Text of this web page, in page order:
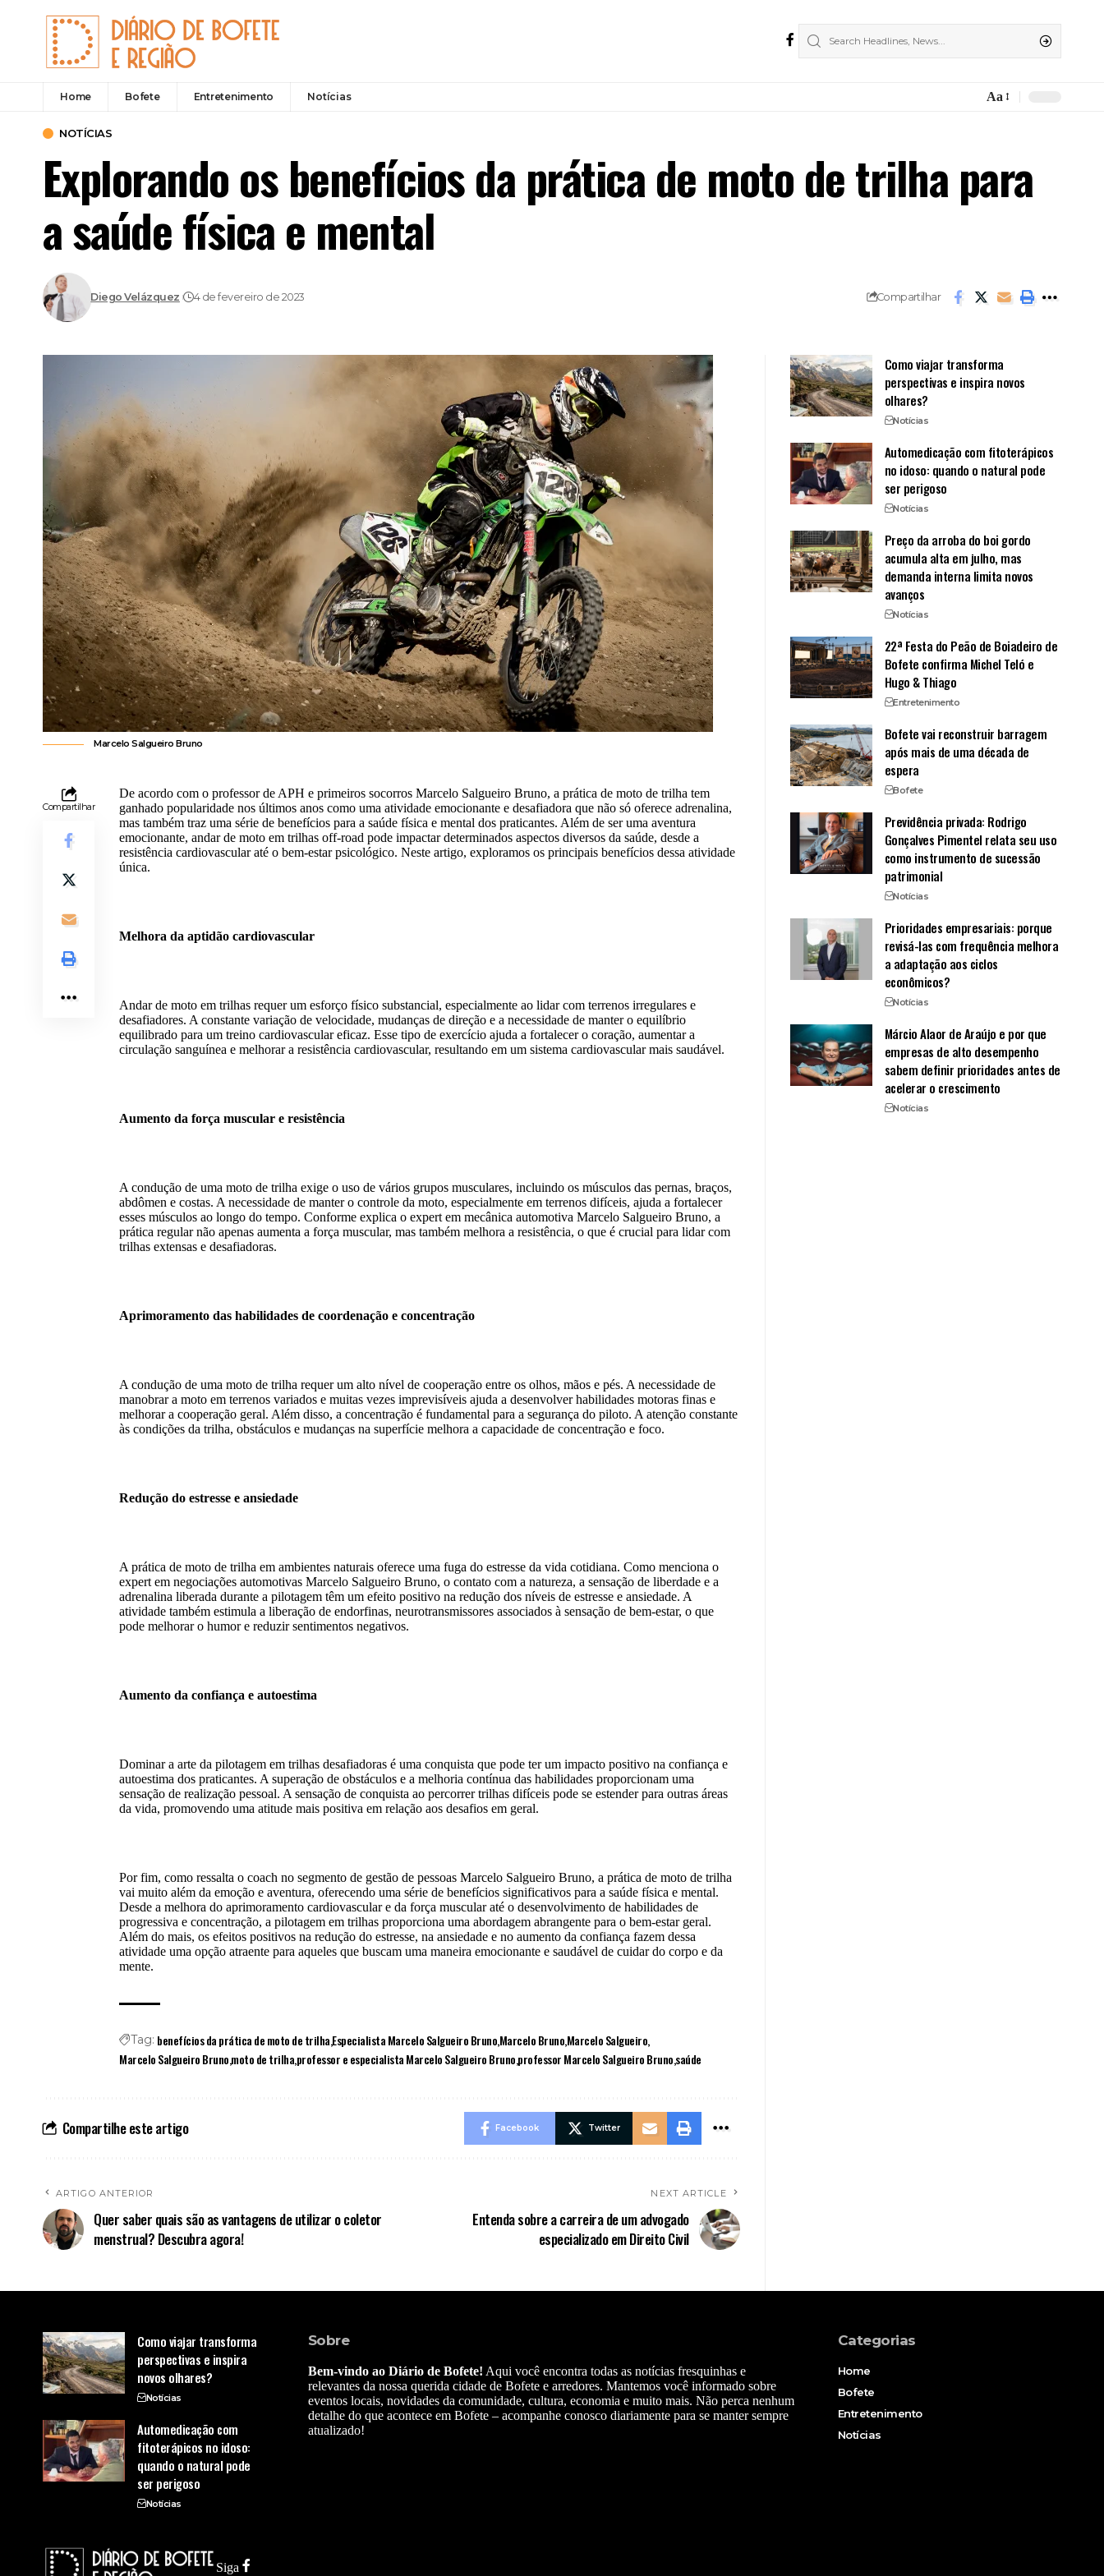
Home Bofete Entretenimento Notícias
Font
Aa
NOTÍCIAS
Explorando os benefícios da prática de moto de trilha para
a saúde física e mental
Diego Velázquez 4 de fevereiro de 2023 Compartilhar
Marcelo Salgueiro Bruno
Compartilhar
De acordo com o professor de APH e primeiros socorros Marcelo Salgueiro Bruno, a prática de moto de trilha tem
ganhado popularidade nos últimos anos como uma atividade emocionante e desafiadora que não só oferece adrenalina,
mas também traz uma série de benefícios para a saúde física e mental dos praticantes. Além de ser uma aventura
emocionante, andar de moto em trilhas off-road pode impactar determinados aspectos diversos da saúde, desde a
resistência cardiovascular até o bem-estar psicológico. Neste artigo, exploramos os principais benefícios dessa atividade
única.
Melhora da aptidão cardiovascular
Andar de moto em trilhas requer um esforço físico substancial, especialmente ao lidar com terrenos irregulares e
desafiadores. A constante variação de velocidade, mudanças de direção e a necessidade de manter o equilíbrio
equilibrado para um treino cardiovascular eficaz. Esse tipo de exercício ajuda a fortalecer o coração, aumentar a
circulação sanguínea e melhorar a resistência cardiovascular, resultando em um sistema cardiovascular mais saudável.
Aumento da força muscular e resistência
A condução de uma moto de trilha exige o uso de vários grupos musculares, incluindo os músculos das pernas, braços,
abdômen e costas. A necessidade de manter o controle da moto, especialmente em terrenos difíceis, ajuda a fortalecer
esses músculos ao longo do tempo. Conforme explica o expert em mecânica automotiva Marcelo Salgueiro Bruno, a
prática regular não apenas aumenta a força muscular, mas também melhora a resistência, o que é crucial para lidar com
trilhas extensas e desafiadoras.
Aprimoramento das habilidades de coordenação e concentração
A condução de uma moto de trilha requer um alto nível de cooperação entre os olhos, mãos e pés. A necessidade de
manobrar a moto em terrenos variados e muitas vezes imprevisíveis ajuda a desenvolver habilidades motoras finas e
melhorar a cooperação geral. Além disso, a concentração é fundamental para a segurança do piloto. A atenção constante
às condições da trilha, obstáculos e mudanças na superfície melhora a capacidade de concentração e foco.
Redução do estresse e ansiedade
A prática de moto de trilha em ambientes naturais oferece uma fuga do estresse da vida cotidiana. Como menciona o
expert em negociações automotivas Marcelo Salgueiro Bruno, o contato com a natureza, a sensação de liberdade e a
adrenalina liberada durante a pilotagem têm um efeito positivo na redução dos níveis de estresse e ansiedade. A
atividade também estimula a liberação de endorfinas, neurotransmissores associados à sensação de bem-estar, o que
pode melhorar o humor e reduzir sentimentos negativos.
Aumento da confiança e autoestima
Dominar a arte da pilotagem em trilhas desafiadoras é uma conquista que pode ter um impacto positivo na confiança e
autoestima dos praticantes. A superação de obstáculos e a melhoria contínua das habilidades proporcionam uma
sensação de realização pessoal. A sensação de conquista ao percorrer trilhas difíceis pode se estender para outras áreas
da vida, promovendo uma atitude mais positiva em relação aos desafios em geral.
Por fim, como ressalta o coach no segmento de gestão de pessoas Marcelo Salgueiro Bruno, a prática de moto de trilha
vai muito além da emoção e aventura, oferecendo uma série de benefícios significativos para a saúde física e mental.
Desde a melhora do aprimoramento cardiovascular e da força muscular até o desenvolvimento de habilidades de
progressiva e concentração, a pilotagem em trilhas proporciona uma abordagem abrangente para o bem-estar geral.
Além do mais, os efeitos positivos na redução do estresse, na ansiedade e no aumento da confiança fazem dessa
atividade uma opção atraente para aqueles que buscam uma maneira emocionante e saudável de cuidar do corpo e da
mente.
Tag: benefícios da prática de moto de trilhaEspecialista Marcelo Salgueiro BrunoMarcelo BrunoMarcelo Salgueiro
Marcelo Salgueiro Brunomoto de trilhaprofessor e especialista Marcelo Salgueiro Brunoprofessor Marcelo Salgueiro Brunosaúde
Compartilhe este artigo Facebook Twitter
ARTIGO ANTERIOR
Quer saber quais são as vantagens de utilizar o coletor
menstrual? Descubra agora!
NEXT ARTICLE
Entenda sobre a carreira de um advogado
especializado em Direito Civil
Como viajar transforma
perspectivas e inspira novos
olhares?
Notícias
Automedicação com fitoterápicos
no idoso: quando o natural pode
ser perigoso
Notícias
Preço da arroba do boi gordo
acumula alta em julho, mas
demanda interna limita novos
avanços
Notícias
22ª Festa do Peão de Boiadeiro de
Bofete confirma Michel Teló e
Hugo & Thiago
Entretenimento
Bofete vai reconstruir barragem
após mais de uma década de
espera
Bofete
Previdência privada: Rodrigo
Gonçalves Pimentel relata seu uso
como instrumento de sucessão
patrimonial
Notícias
Prioridades empresariais: porque
revisá-las com frequência melhora
a adaptação aos ciclos
econômicos?
Notícias
Márcio Alaor de Araújo e por que
empresas de alto desempenho
sabem definir prioridades antes de
acelerar o crescimento
Notícias
Como viajar transforma
perspectivas e inspira
novos olhares?
Notícias
Automedicação com
fitoterápicos no idoso:
quando o natural pode
ser perigoso
Notícias
Sobre
Bem-vindo ao Diário de Bofete! Aqui você encontra todas as notícias fresquinhas e
relevantes da nossa querida cidade de Bofete e arredores. Mantemos você informado sobre
eventos locais, novidades da comunidade, cultura, economia e muito mais. Não perca nenhum
detalhe do que acontece em Bofete – acompanhe conosco diariamente para se manter sempre
atualizado!
Categorias
Home
Bofete
Entretenimento
Notícias
Siga